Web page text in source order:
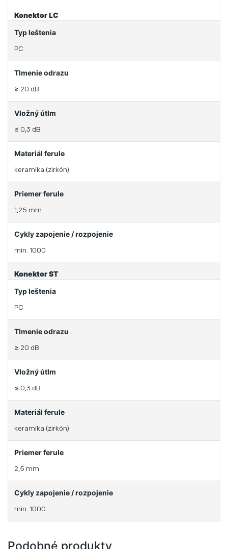
Konektor LC
Typ leštenia
PC
Tlmenie odrazu
≥ 20 dB
Vložný útlm
≤ 0,3 dB
Materiál ferule
keramika (zirkón)
Priemer ferule
1,25 mm
Cykly zapojenie / rozpojenie
min. 1000
Konektor ST
Typ leštenia
PC
Tlmenie odrazu
≥ 20 dB
Vložný útlm
≤ 0,3 dB
Materiál ferule
keramika (zirkón)
Priemer ferule
2,5 mm
Cykly zapojenie / rozpojenie
min. 1000
Podobné produkty